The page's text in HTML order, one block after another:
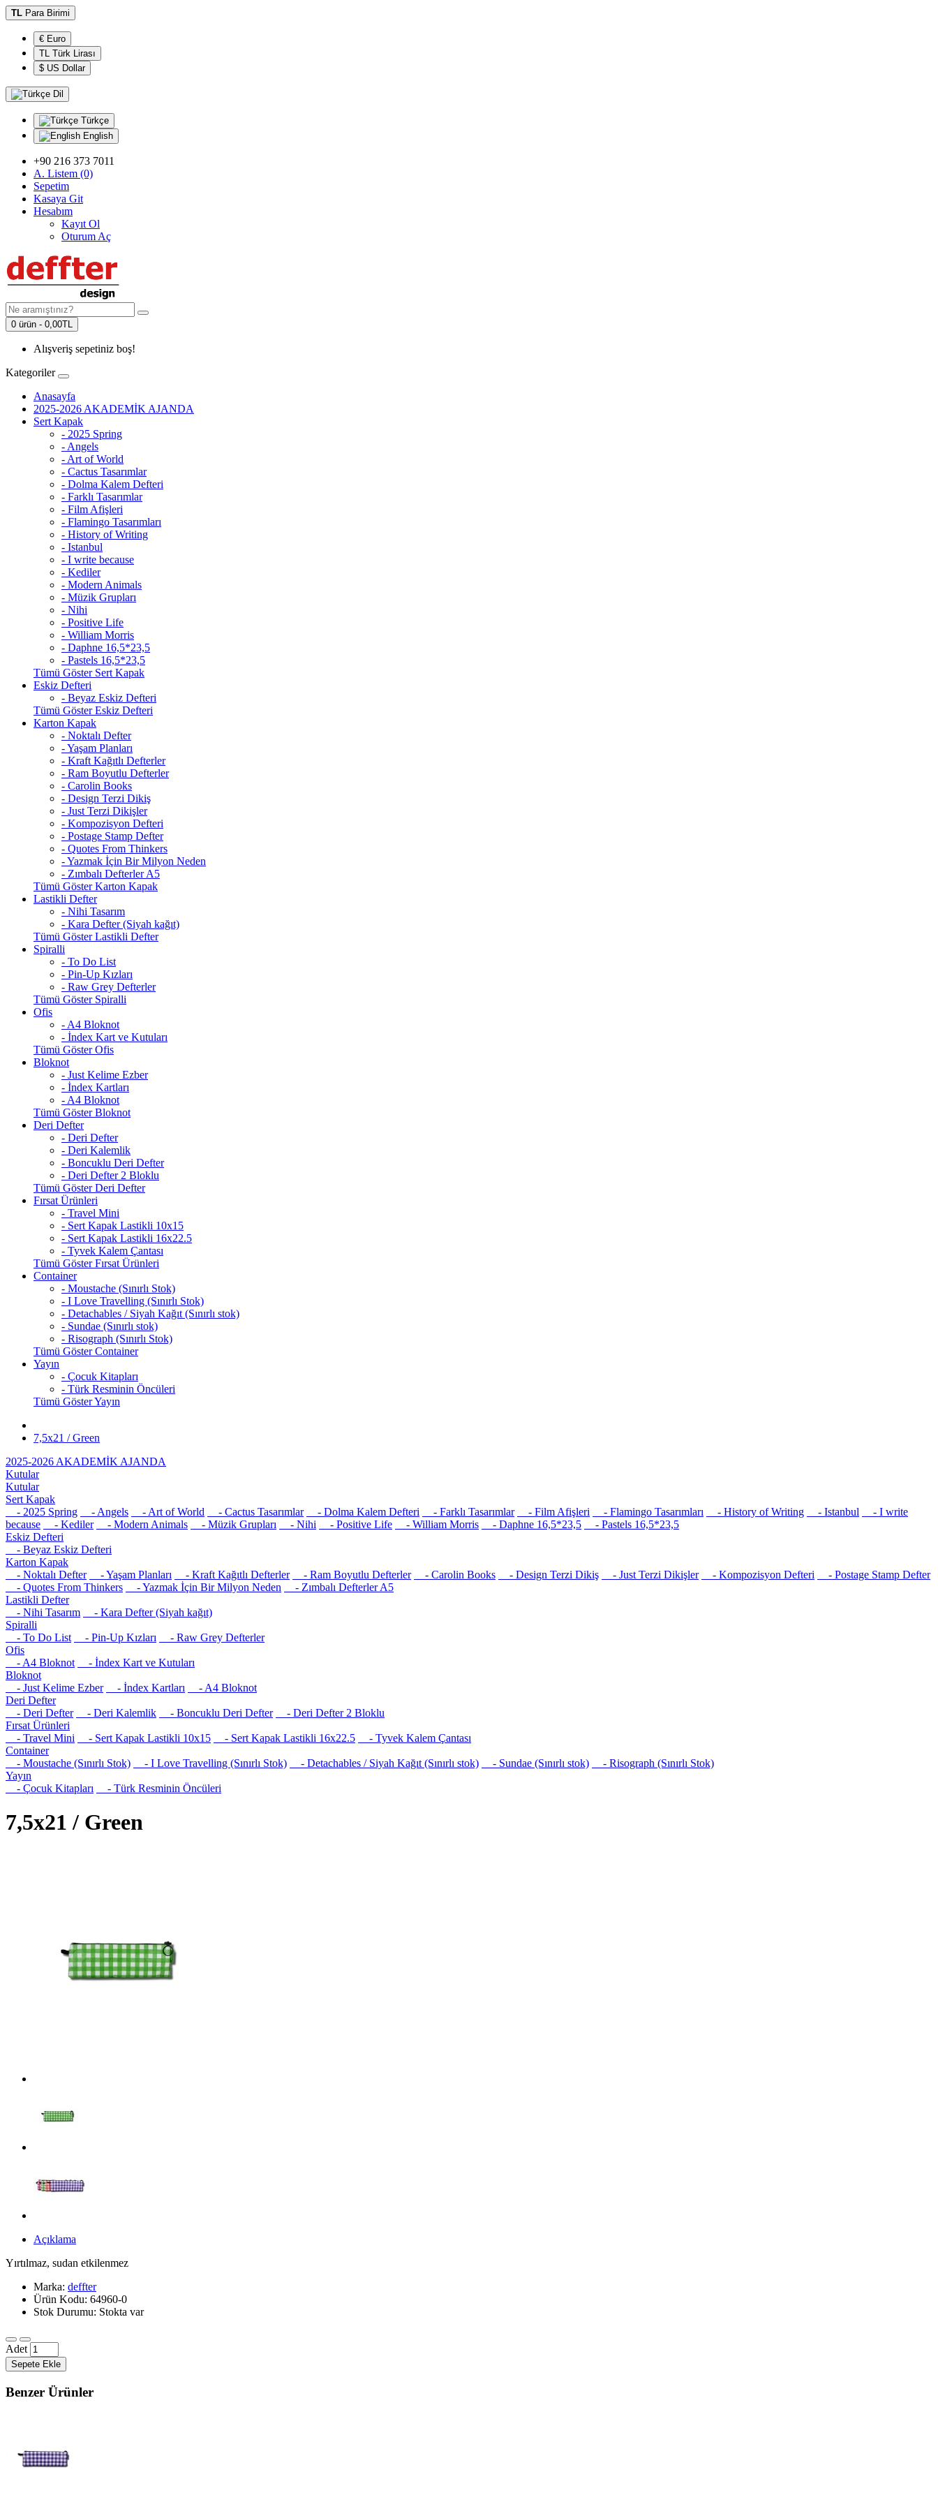
TL Para Birimi
€ Euro
TL Türk Lirası
$ US Dollar
Dil
Türkçe
English
+90 216 373 7011
A. Listem (0)
Sepetim
Kasaya Git
Hesabım
Kayıt Ol
Oturum Aç
0 ürün - 0,00TL
Alışveriş sepetiniz boş!
Kategoriler
Anasayfa
2025-2026 AKADEMİK AJANDA
Sert Kapak
- 2025 Spring
- Angels
- Art of World
- Cactus Tasarımlar
- Dolma Kalem Defteri
- Farklı Tasarımlar
- Film Afişleri
- Flamingo Tasarımları
- History of Writing
- Istanbul
- I write because
- Kediler
- Modern Animals
- Müzik Grupları
- Nihi
- Positive Life
- William Morris
- Daphne 16,5*23,5
- Pastels 16,5*23,5
Tümü Göster Sert Kapak
Eskiz Defteri
- Beyaz Eskiz Defteri
Tümü Göster Eskiz Defteri
Karton Kapak
- Noktalı Defter
- Yaşam Planları
- Kraft Kağıtlı Defterler
- Ram Boyutlu Defterler
- Carolin Books
- Design Terzi Dikiş
- Just Terzi Dikişler
- Kompozisyon Defteri
- Postage Stamp Defter
- Quotes From Thinkers
- Yazmak İçin Bir Milyon Neden
- Zımbalı Defterler A5
Tümü Göster Karton Kapak
Lastikli Defter
- Nihi Tasarım
- Kara Defter (Siyah kağıt)
Tümü Göster Lastikli Defter
Spiralli
- To Do List
- Pin-Up Kızları
- Raw Grey Defterler
Tümü Göster Spiralli
Ofis
- A4 Bloknot
- İndex Kart ve Kutuları
Tümü Göster Ofis
Bloknot
- Just Kelime Ezber
- İndex Kartları
- A4 Bloknot
Tümü Göster Bloknot
Deri Defter
- Deri Defter
- Deri Kalemlik
- Boncuklu Deri Defter
- Deri Defter 2 Bloklu
Tümü Göster Deri Defter
Fırsat Ürünleri
- Travel Mini
- Sert Kapak Lastikli 10x15
- Sert Kapak Lastikli 16x22.5
- Tyvek Kalem Çantası
Tümü Göster Fırsat Ürünleri
Container
- Moustache (Sınırlı Stok)
- I Love Travelling (Sınırlı Stok)
- Detachables / Siyah Kağıt (Sınırlı stok)
- Sundae (Sınırlı stok)
- Risograph (Sınırlı Stok)
Tümü Göster Container
Yayın
- Çocuk Kitapları
- Türk Resminin Öncüleri
Tümü Göster Yayın
7,5x21 / Green
2025-2026 AKADEMİK AJANDA
Kutular
Kutular
Sert Kapak
- 2025 Spring
- Angels - Art of World - Cactus Tasarımlar - Dolma Kalem Defteri - Farklı Tasarımlar - Film Afişleri - Flamingo Tasarımları - History of Writing - Istanbul
- I write
because
- Kediler - Modern Animals - Müzik Grupları - Nihi - Positive Life - William Morris - Daphne 16,5*23,5
- Pastels 16,5*23,5
Eskiz Defteri
- Beyaz Eskiz Defteri
Karton Kapak
- Noktalı Defter
- Yaşam Planları - Kraft Kağıtlı Defterler - Ram Boyutlu Defterler - Carolin Books - Design Terzi Dikiş - Just Terzi Dikişler - Kompozisyon Defteri
- Postage Stamp Defter
- Quotes From Thinkers
- Yazmak İçin Bir Milyon Neden
- Zımbalı Defterler A5
Lastikli Defter
- Nihi Tasarım
- Kara Defter (Siyah kağıt)
Spiralli
- To Do List
- Pin-Up Kızları
- Raw Grey Defterler
Ofis
- A4 Bloknot
- İndex Kart ve Kutuları
Bloknot
- Just Kelime Ezber
- İndex Kartları
- A4 Bloknot
Deri Defter
- Deri Defter
- Deri Kalemlik - Boncuklu Deri Defter
- Deri Defter 2 Bloklu
Fırsat Ürünleri
- Travel Mini
- Sert Kapak Lastikli 10x15 - Sert Kapak Lastikli 16x22.5
- Tyvek Kalem Çantası
Container
- Moustache (Sınırlı Stok)
- I Love Travelling (Sınırlı Stok) - Detachables / Siyah Kağıt (Sınırlı stok) - Sundae (Sınırlı stok)
- Risograph (Sınırlı Stok)
Yayın
- Çocuk Kitapları
- Türk Resminin Öncüleri
7,5x21 / Green
Açıklama
Yırtılmaz, sudan etkilenmez
Marka: deffter
Ürün Kodu: 64960-0
Stok Durumu: Stokta var
Adet
Sepete Ekle
Benzer Ürünler